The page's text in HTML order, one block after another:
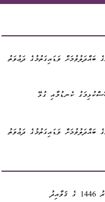
ބައްދަލުވުމަށް ވަޑައިގަތުމުގެ ދަޢުވަތު
ކެނޑުމާއި ގުޅޭ
ބައްދަލުވުމަށް ވަޑައިގަތުމުގެ ދަޢުވަތު